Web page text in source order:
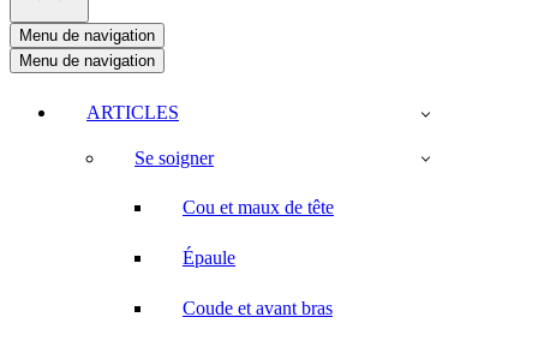
Menu de navigation
Menu de navigation
ARTICLES
Se soigner
Cou et maux de tête
Épaule
Coude et avant bras